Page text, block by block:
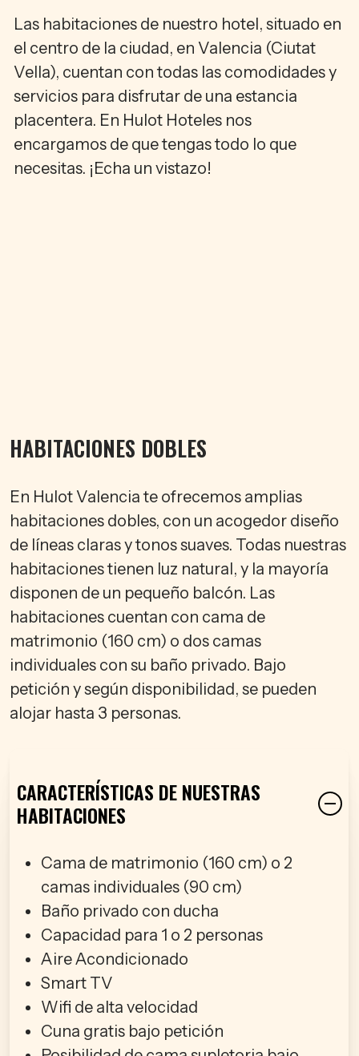
Las habitaciones de nuestro hotel, situado en
el centro de la ciudad, en Valencia (Ciutat
Vella), cuentan con todas las comodidades y
servicios para disfrutar de una estancia
placentera. En Hulot Hoteles nos
encargamos de que tengas todo lo que
necesitas. ¡Echa un vistazo!
HABITACIONES DOBLES
En Hulot Valencia te ofrecemos amplias
habitaciones dobles, con un acogedor diseño
de líneas claras y tonos suaves. Todas nuestras
habitaciones tienen luz natural, y la mayoría
disponen de un pequeño balcón. Las
habitaciones cuentan con cama de
matrimonio (160 cm) o dos camas
individuales con su baño privado. Bajo
petición y según disponibilidad, se pueden
alojar hasta 3 personas.
CARACTERÍSTICAS DE NUESTRAS
HABITACIONES
Cama de matrimonio (160 cm) o 2
camas individuales (90 cm)
Baño privado con ducha
Capacidad para 1 o 2 personas
Aire Acondicionado
Smart TV
Wifi de alta velocidad
Cuna gratis bajo petición